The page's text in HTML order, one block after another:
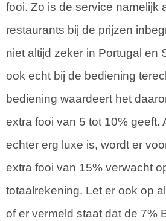
fooi. Zo is de service namelijk
restaurants bij de prijzen
niet altijd zeker in Portugal en
ook echt bij de bediening
bediening waardeert het
extra fooi van 5 tot 10% geeft.
echter erg luxe is, wordt er
extra fooi van 15% verwacht
totaalrekening. Let er ook op
of er vermeld staat dat de 7%